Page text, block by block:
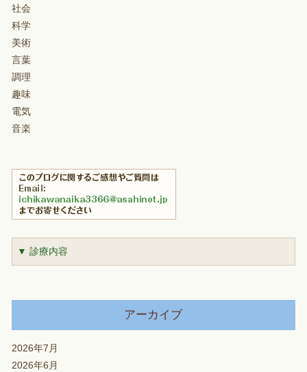
社会
科学
美術
言葉
調理
趣味
電気
音楽
▼ 診療内容
アーカイブ
2026年7月
2026年6月